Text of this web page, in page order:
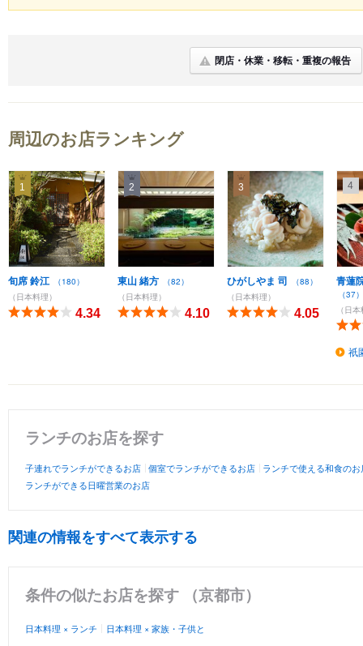
閉店・休業・移転・重複の報告
周辺のお店ランキング
1
旬席 鈴江
（180）
（日本料理）
4.34
2
東山 緒方
（82）
（日本料理）
4.10
3
ひがしやま 司
（88）
（日本料理）
4.05
4
青蓮
（37）
（日
祇
ランチのお店を探す
子連れでランチができるお店 個室でランチができるお店
ランチで使える和食のお
ランチができる日曜営業のお店
関連の情報をすべて表示する
条件の似たお店を探す （京都市）
日本料理 × ランチ 日本料理 × 家族・子供と